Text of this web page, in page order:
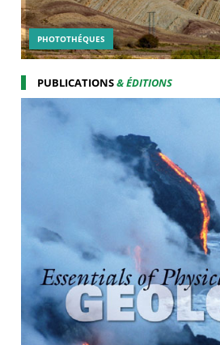
PHOTOTHÉQUES
PUBLICATIONS& ÉDITIONS